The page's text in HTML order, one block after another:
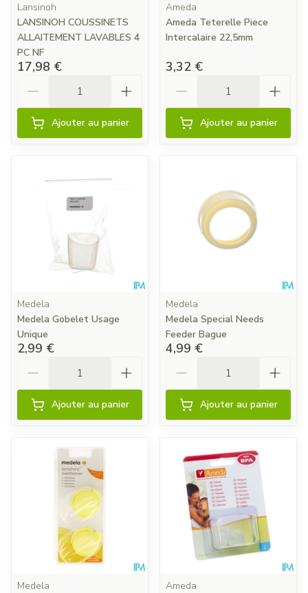
Lansinoh
LANSINOH COUSSINETS
ALLAITEMENT LAVABLES 4
PC NF
17,98 €
Ajouter au panier
Ameda
Ameda Teterelle Piece
Intercalaire 22,5mm
3,32 €
Ajouter au panier
Medela
Medela Gobelet Usage
Unique
2,99 €
Ajouter au panier
Medela
Medela Special Needs
Feeder Bague
4,99 €
Ajouter au panier
Medela
Ameda